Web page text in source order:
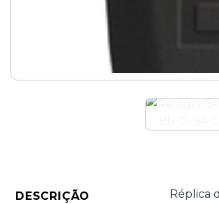
DESCRIÇÃO
Réplica